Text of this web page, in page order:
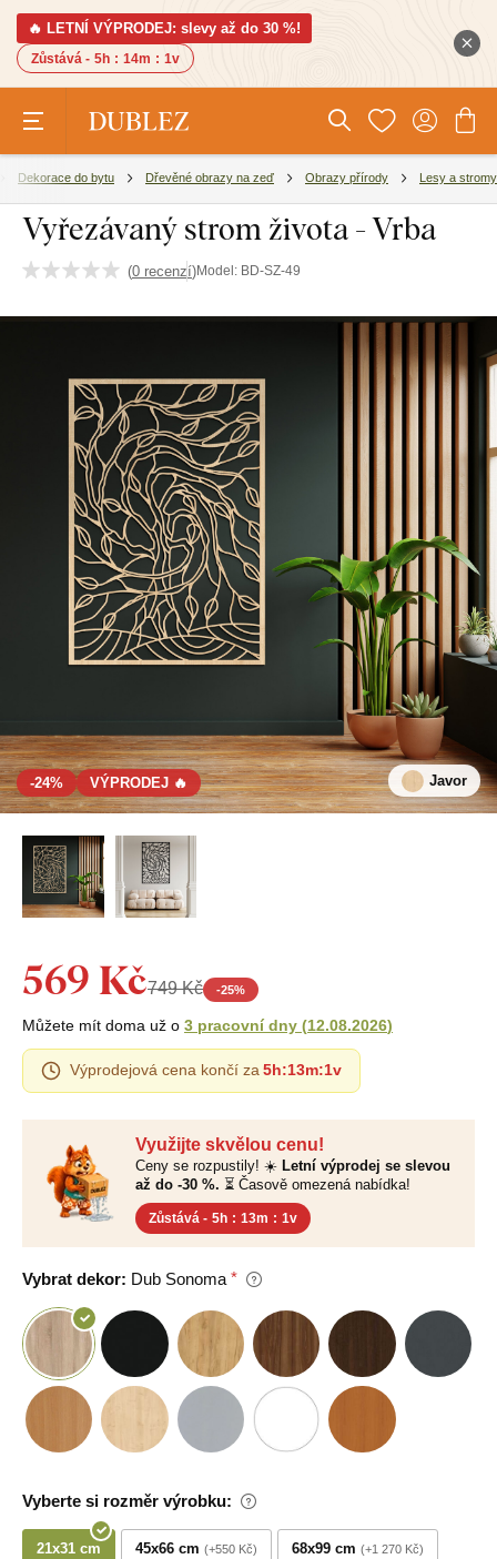
🔥 LETNÍ VÝPRODEJ: slevy až do 30 %!
Zůstává - 5h : 14m : 1v
Dekorace do bytu Dřevěné obrazy na zeď Obrazy přírody Lesy a stromy
Vyřezávaný strom života - Vrba
(0 recenzí)Model: BD-SZ-49
-24% VÝPRODEJ 🔥 Javor
Využijte skvělou cenu!
Ceny se rozpustily! ☀️ Letní výprodej se slevou
až do -30 %. ⏳ Časově omezená nabídka!
Zůstává - 5h : 13m : 0v
Vybrat dekor: Dub Sonoma
Vyberte si rozměr výrobku:
21x31 cm 45x66 cm +550 Kč 68x99 cm +1 270 Kč
569 Kč749 Kč -25%
Můžete mít doma už o 3 pracovní dny (12.08.2026)
Výprodejová cena končí za 5h:13m:0v